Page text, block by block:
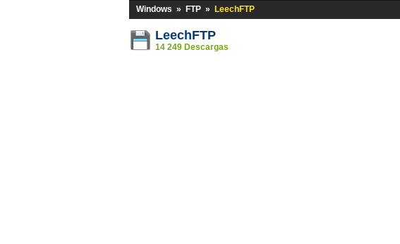
Windows » FTP » LeechFTP
LeechFTP
14 249 Descargas